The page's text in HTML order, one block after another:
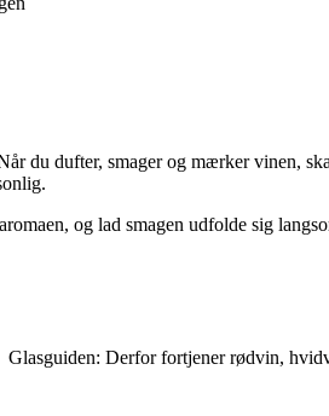
du dufter, smager og mærker vinen,
og lad smagen udfolde sig
Glasguiden: Derfor fortjener rødvin,